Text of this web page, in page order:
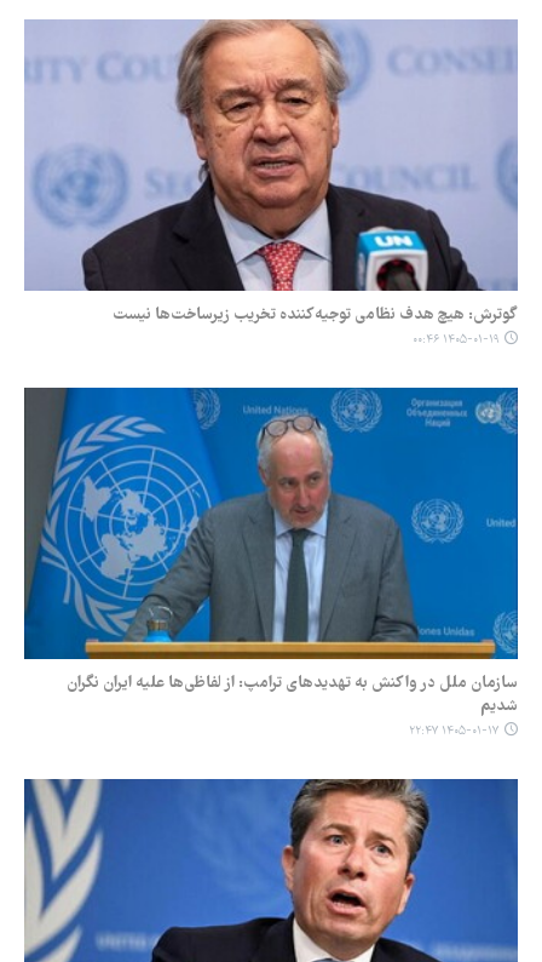
گوترش: هیچ هدف نظامی توجیه‌کننده تخریب زیرساخت‌ها نیست
۱۴۰۵-۰۱-۱۹ ۰۰:۴۶
سازمان ملل در واکنش به تهدیدهای ترامپ: از لفاظی‌ها علیه ایران نگران
شدیم
۱۴۰۵-۰۱-۱۷ ۲۲:۴۷